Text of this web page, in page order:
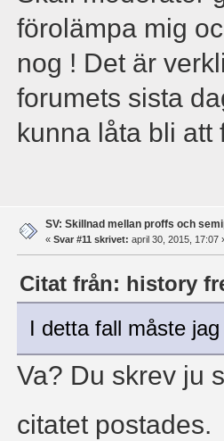
förolämpa mig
nog ! Det är
forumets sista
kunna låta bli att
SV: Skillnad mellan proffs och
« Svar #11 skrivet: april 30, 2015, 17:07
Citat från: history
I detta fall måste
Va? Du skrev ju
citatet